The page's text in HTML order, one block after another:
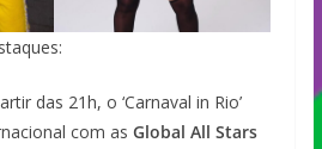
das 21h, o ‘Carnaval in Rio’
com as Global All Stars